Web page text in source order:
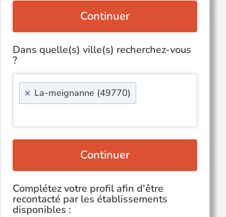
Continuer
Dans quelle(s) ville(s) recherchez-vous
?
× La-meignanne (49770)
Continuer
Complétez votre profil afin d'être
recontacté par les établissements
disponibles :